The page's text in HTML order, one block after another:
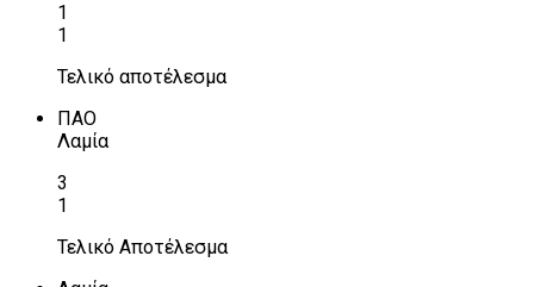
1
1
Τελικό αποτέλεσμα
ΠΑΟ
Λαμία
3
1
Τελικό Αποτέλεσμα